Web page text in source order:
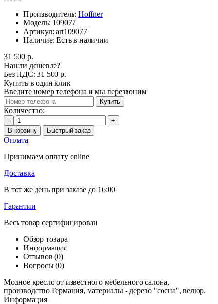
Производитель: Hoffner
Модель: 109077
Артикул: art109077
Наличие: Есть в наличии
31 500 р.
Нашли дешевле?
Без НДС: 31 500 р.
Купить в один клик
Введите номер телефона и мы перезвоним
Купить
Количество:
-
+
В корзину
Быстрый заказ
Оплата
Принимаем оплату online
Доставка
В тот же день при заказе до 16:00
Гарантии
Весь товар сертифицирован
Обзор товара
Информация
Отзывов (0)
Вопросы (0)
Модное кресло от известного мебельного салона,
производство Германия, материалы - дерево "сосна", велюр.
Информация